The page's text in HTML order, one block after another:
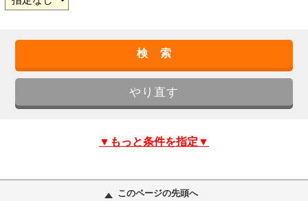
▼もっと条件を指定▼
このページの先頭へ